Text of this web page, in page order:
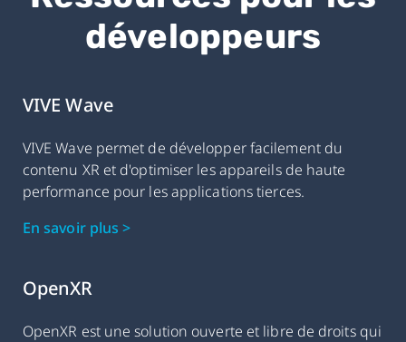
développeurs
VIVE Wave
VIVE Wave permet de développer facilement du
contenu XR et d'optimiser les appareils de haute
performance pour les applications tierces.
En savoir plus >
OpenXR
OpenXR est une solution ouverte et libre de droits qui